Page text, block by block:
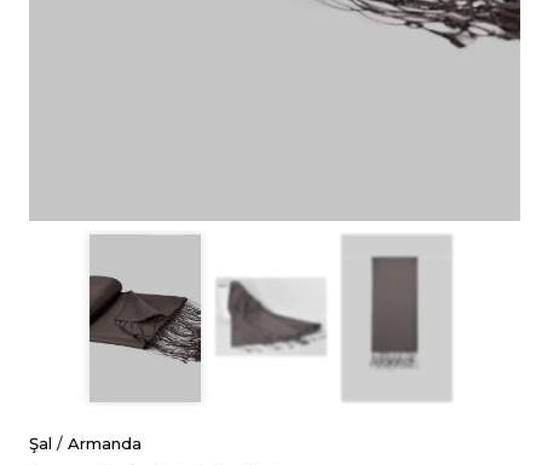
Şal / Armanda